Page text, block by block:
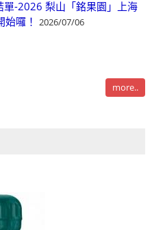
-2026 梨山「銘果園」上海
囉！ 2026/07/06
more..